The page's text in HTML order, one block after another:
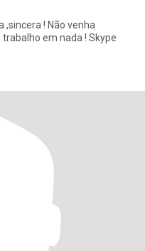
,sincera ! Não venha
em nada ! Skype